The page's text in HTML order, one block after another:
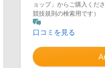
ョップ」からご購入くだ
競技規則の検索用です）
口コミを見る